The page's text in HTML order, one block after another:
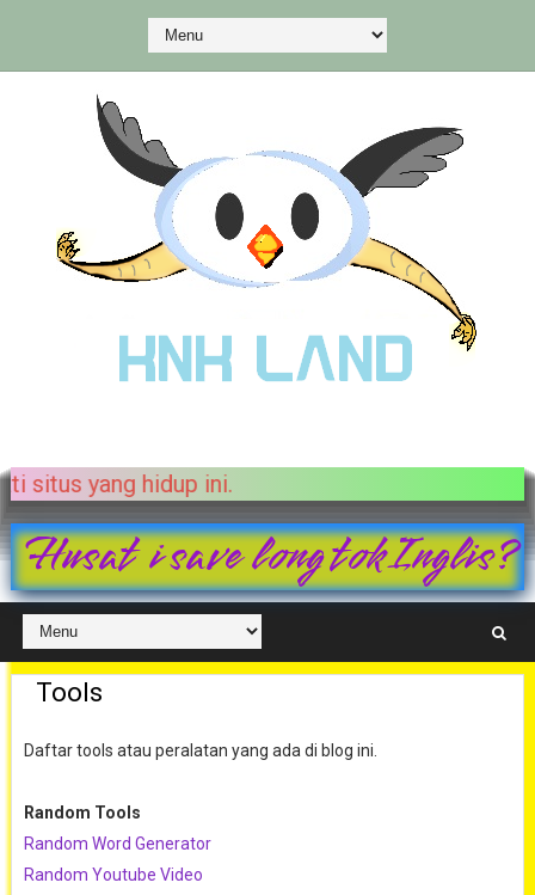
menikmati situs yang hidup ini.
Husat i save long tok Inglis?
Tools
Daftar tools atau peralatan yang ada di blog ini.
Random Tools
Random Word Generator
Random Youtube Video